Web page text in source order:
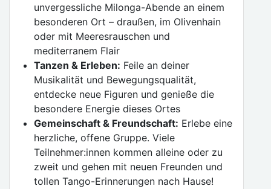
unvergessliche Milonga-Abende an einem
besonderen Ort – draußen, im Olivenhain
oder mit Meeresrauschen und
mediterranem Flair
Tanzen & Erleben: Feile an deiner
Musikalität und Bewegungsqualität,
entdecke neue Figuren und genieße die
besondere Energie dieses Ortes
Gemeinschaft & Freundschaft: Erlebe eine
herzliche, offene Gruppe. Viele
Teilnehmer:innen kommen alleine oder zu
zweit und gehen mit neuen Freunden und
tollen Tango-Erinnerungen nach Hause!